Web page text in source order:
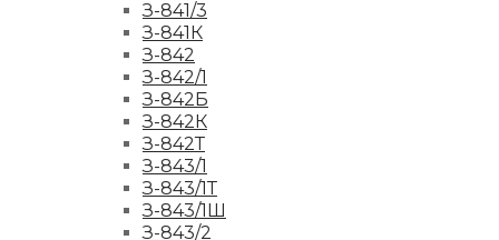
З-841/3
З-841К
З-842
З-842/1
З-842Б
З-842К
З-842Т
З-843/1
З-843/1Т
З-843/1Ш
З-843/2